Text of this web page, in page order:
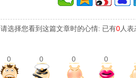
请选择您看到这篇文章时的心情: 已有0人
0 0 0 0